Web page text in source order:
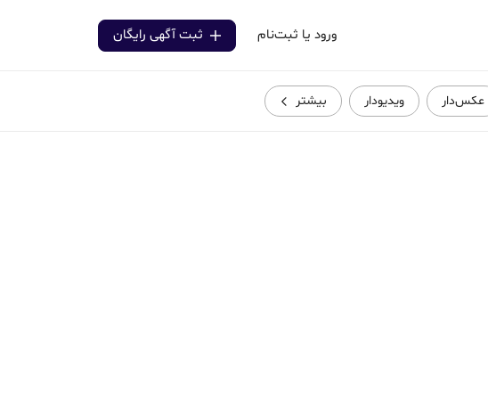
ورود یا ثبت‌نام ثبت آگهی رایگان
عکس‌دار ویدیودار بیشتر